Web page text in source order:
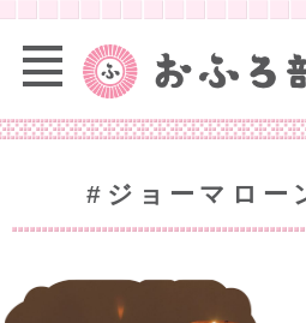
#ジョーマロー